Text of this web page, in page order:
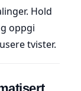
Hold
oppgi
tvister.